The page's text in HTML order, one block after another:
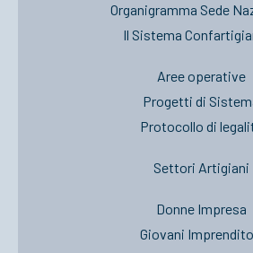
Organigramma Sede
Il Sistema
Aree operative
Progetti di
Protocollo di
Settori Artigiani
Donne Impresa
Giovani